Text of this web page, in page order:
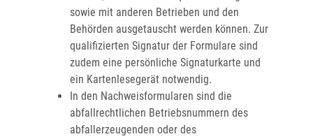
sowie mit anderen Betrieben und den
Behörden ausgetauscht werden können. Zur
qualifizierten Signatur der Formulare sind
zudem eine persönliche Signaturkarte und
ein Kartenlesegerät notwendig.
In den Nachweisformularen sind die
abfallrechtlichen Betriebsnummern des
abfallerzeugenden oder des